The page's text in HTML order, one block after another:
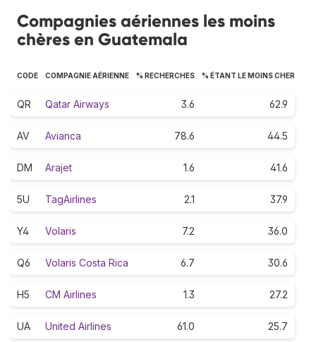
Compagnies aériennes les moins
chères en Guatemala
CODE COMPAGNIE AÉRIENNE % RECHERCHES % ÉTANT LE MOINS CHER
QR Qatar Airways 3.6 62.9
AV Avianca 78.6 44.5
DM Arajet 1.6 41.6
5U TagAirlines 2.1 37.9
Y4 Volaris 7.2 36.0
Q6 Volaris Costa Rica 6.7 30.6
H5 CM Airlines 1.3 27.2
UA United Airlines 61.0 25.7